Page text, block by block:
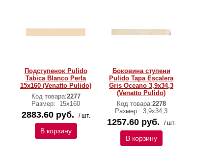
Подступенок Pulido
Tabica Blanco Perla
15х160 (Venatto Pulido)
Код товара:2277
Размер:
15х160
2883.60 руб. / шт.
В корзину
Боковина ступени
Pulido Tapa Escalera
Gris Oceano 3,9х34,3
(Venatto Pulido)
Код товара:2278
Размер: 3,9х34,3
1257.60 руб. / шт.
В корзину